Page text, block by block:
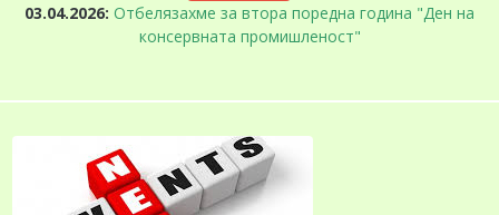
03.04.2026: Отбелязахме за втора поредна година "Ден на
консервната промишленост"